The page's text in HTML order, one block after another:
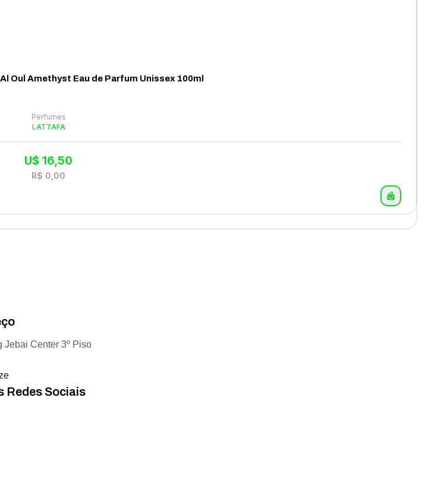
Oul Amethyst Eau de Parfum Unissex 100ml
Perfumes
LATTAFA
U$16,50
R$ 0,00
Jebai Center 3º Piso
Redes Sociais